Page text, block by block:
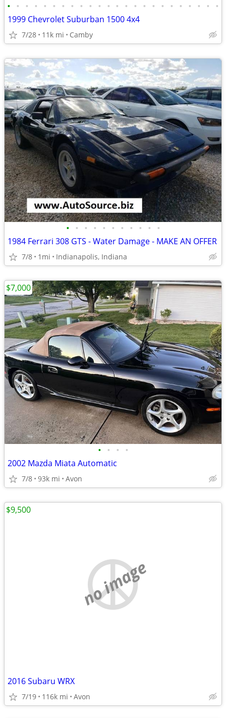
• • • • • • • • • • • • • • • • • • • • • • • •
1999 Chevrolet Suburban 1500 4x4
7/28 11k mi Camby
• • • • • • • • • • •
1984 Ferrari 308 GTS - Water Damage - MAKE AN OFFER
7/8 1mi Indianapolis, Indiana
• • • •
2002 Mazda Miata Automatic
7/8 93k mi Avon
$7,000
no image
2016 Subaru WRX
7/19 116k mi Avon
$9,500